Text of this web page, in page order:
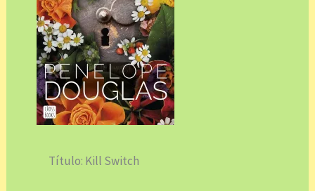
Título: Kill Switch